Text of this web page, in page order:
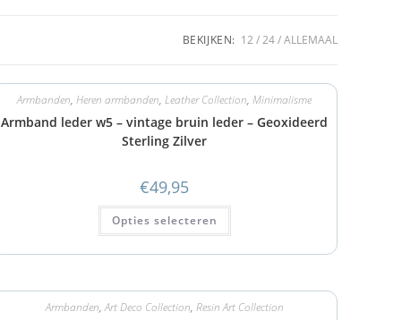
BEKIJKEN: 12 24 ALLEMAAL
Armbanden,Heren armbanden,Leather Collection,Minimalisme
Armband leder w5 – vintage bruin leder – Geoxideerd
Sterling Zilver
€49,95
Opties selecteren
Armbanden,Art Deco Collection, Resin Art Collection